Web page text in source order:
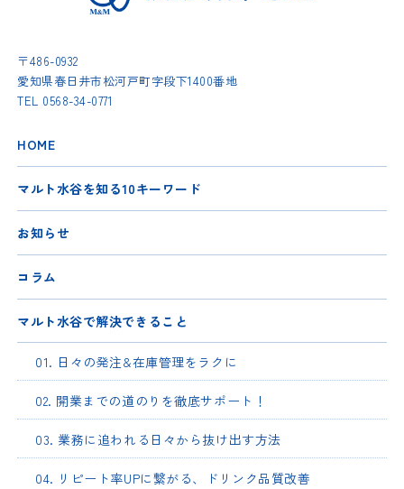
〒486-0932
愛知県春日井市松河戸町字段下1400番地
TEL 0568-34-0771
HOME
マルト水谷を知る10キーワード
お知らせ
コラム
マルト水谷で解決できること
01. 日々の発注&在庫管理をラクに
02. 開業までの道のりを徹底サポート！
03. 業務に追われる日々から抜け出す方法
04. リピート率UPに繋がる、ドリンク品質改善